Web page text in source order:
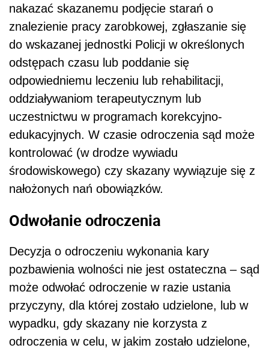
nakazać skazanemu podjęcie starań o
znalezienie pracy zarobkowej, zgłaszanie się
do wskazanej jednostki Policji w określonych
odstępach czasu lub poddanie się
odpowiedniemu leczeniu lub rehabilitacji,
oddziaływaniom terapeutycznym lub
uczestnictwu w programach korekcyjno-
edukacyjnych. W czasie odroczenia sąd może
kontrolować (w drodze wywiadu
środowiskowego) czy skazany wywiązuje się z
nałożonych nań obowiązków.
Odwołanie odroczenia
Decyzja o odroczeniu wykonania kary
pozbawienia wolności nie jest ostateczna – sąd
może odwołać odroczenie w razie ustania
przyczyny, dla której zostało udzielone, lub w
wypadku, gdy skazany nie korzysta z
odroczenia w celu, w jakim zostało udzielone,